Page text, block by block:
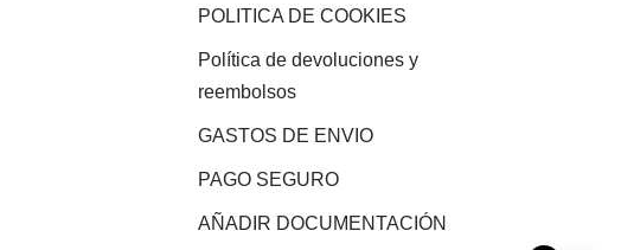
POLITICA DE COOKIES
Política de devoluciones y
reembolsos
GASTOS DE ENVIO
PAGO SEGURO
AÑADIR DOCUMENTACIÓN